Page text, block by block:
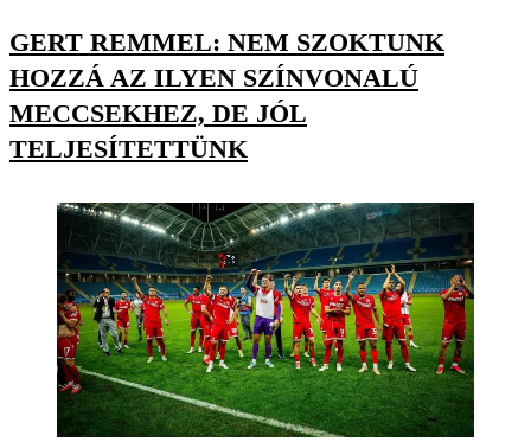
GERT REMMEL: NEM SZOKTUNK
HOZZÁ AZ ILYEN SZÍNVONALÚ
MECCSEKHEZ, DE JÓL
TELJESÍTETTÜNK